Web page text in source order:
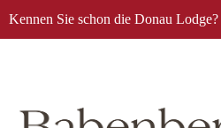
Kennen Sie schon die Donau Lodge?